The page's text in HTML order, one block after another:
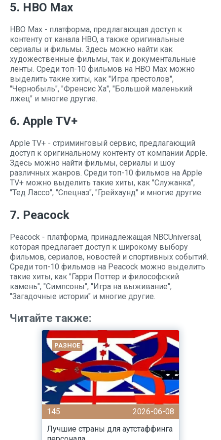
5. HBO Max
HBO Max - платформа, предлагающая доступ к
контенту от канала HBO, а также оригинальные
сериалы и фильмы. Здесь можно найти как
художественные фильмы, так и документальные
ленты. Среди топ-10 фильмов на HBO Max можно
выделить такие хиты, как "Игра престолов",
"Чернобыль", "Френсис Ха", "Большой маленький
лжец" и многие другие.
6. Apple TV+
Apple TV+ - стриминговый сервис, предлагающий
доступ к оригинальному контенту от компании Apple.
Здесь можно найти фильмы, сериалы и шоу
различных жанров. Среди топ-10 фильмов на Apple
TV+ можно выделить такие хиты, как "Служанка",
"Тед Лассо", "Спецназ", "Грейхаунд" и многие другие.
7. Peacock
Peacock - платформа, принадлежащая NBCUniversal,
которая предлагает доступ к широкому выбору
фильмов, сериалов, новостей и спортивных событий.
Среди топ-10 фильмов на Peacock можно выделить
такие хиты, как "Гарри Поттер и философский
камень", "Симпсоны", "Игра на выживание",
"Загадочные истории" и многие другие.
Читайте также:
РАЗНОЕ
145
2026-06-08
Лучшие страны для аутстаффинга